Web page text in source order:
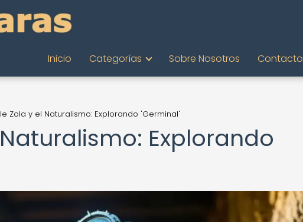
Inicio Categorías Sobre Nosotros Contacto
Zola y el Naturalismo: Explorando 'Germinal'
Explorando